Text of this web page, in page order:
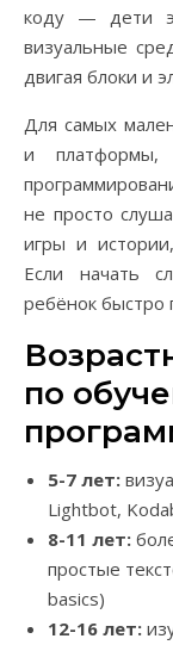
коду — дети
визуальные
двигая блоки и
Для самых
и платформы,
не просто
игры и
Если начать
ребёнок быстро
по
5-7 лет:
Lightbot,
8-11 лет:
простые
basics)
12-16 лет: